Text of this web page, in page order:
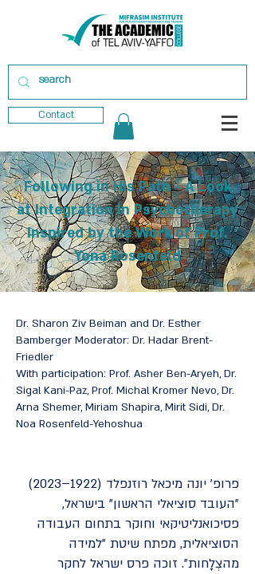
Contact
Following in His Path - A Look
at Integration in Psychotherapy
Inspired by the Work of Prof.
Yona Rosenfeld
Dr. Sharon Ziv Beiman and Dr. Esther
Bamberger Moderator: Dr. Hadar Brent-
Friedler
With participation: Prof. Asher Ben-Aryeh, Dr.
Sigal Kani-Paz, Prof. Michal Kromer Nevo, Dr.
Arna Shemer, Miriam Shapira, Mirit Sidi, Dr.
Noa Rosenfeld-Yehoshua
פרופ' יונה מיכאל רוזנפלד (1922–2023)
"העובד סוציאלי הראשון" בישראל,
פסיכואנליטיקאי וחוקר בתחום העבודה
הסוציאלית, מפתח שיטת "למידה
מהצְלָחות". זוכה פרס ישראל לחקר